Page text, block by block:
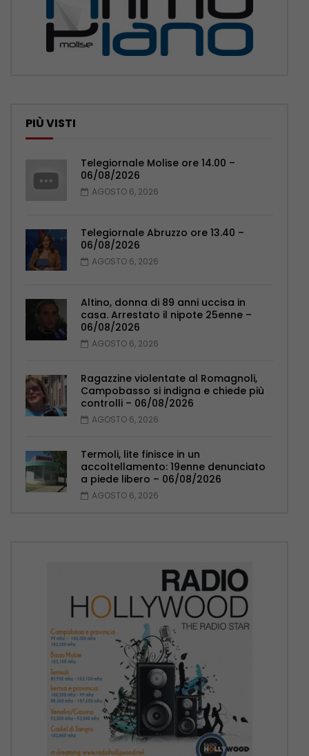
PIÙ VISTI
Telegiornale Molise ore 14.00 –
06/08/2026
AGOSTO 6, 2026
Telegiornale Abruzzo ore 13.40 –
06/08/2026
AGOSTO 6, 2026
Altino, donna di 89 anni uccisa in
casa. Arrestato il nipote 25enne –
06/08/2026
AGOSTO 6, 2026
Ragazzine violentate al Romagnoli,
Campobasso si indigna e chiede più
controlli – 06/08/2026
AGOSTO 6, 2026
Termoli, lite finisce in un
accoltellamento: 19enne denunciato
a piede libero – 06/08/2026
AGOSTO 6, 2026